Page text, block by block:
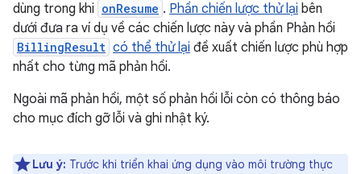
dùng trong khi onResume . Phần chiến lược thử lại bên
dưới đưa ra ví dụ về các chiến lược này và phần Phản hồi
BillingResult có thể thử lại đề xuất chiến lược phù hợp
nhất cho từng mã phản hồi.
Ngoài mã phản hồi, một số phản hồi lỗi còn có thông báo
cho mục đích gỡ lỗi và ghi nhật ký.
Lưu ý: Trước khi triển khai ứng dụng vào môi trường thực